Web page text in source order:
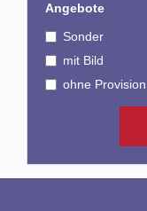
Angebote
Sonder
mit Bild
ohne Provision